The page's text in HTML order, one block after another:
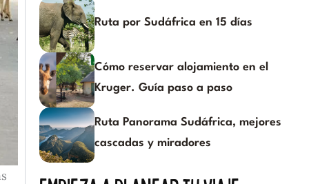
Ruta por Sudáfrica en 15 días
Cómo reservar alojamiento en el
Kruger. Guía paso a paso
Ruta Panorama Sudáfrica, mejores
cascadas y miradores